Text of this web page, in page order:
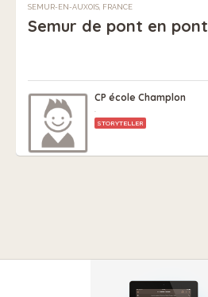
SEMUR-EN-AUXOIS, FRANCE
Semur de pont en pont
CP école Champlon
STORYTELLER